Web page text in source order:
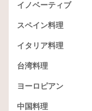
イノベーティブ
スペイン料理
イタリア料理
台湾料理
ヨーロピアン
中国料理